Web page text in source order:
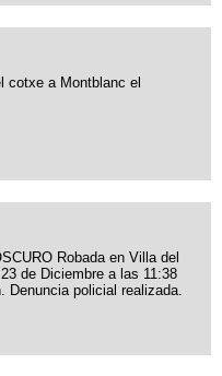
cotxe a Montblanc el
Robada en Villa del
de Diciembre a las 11:38
Denuncia policial realizada.